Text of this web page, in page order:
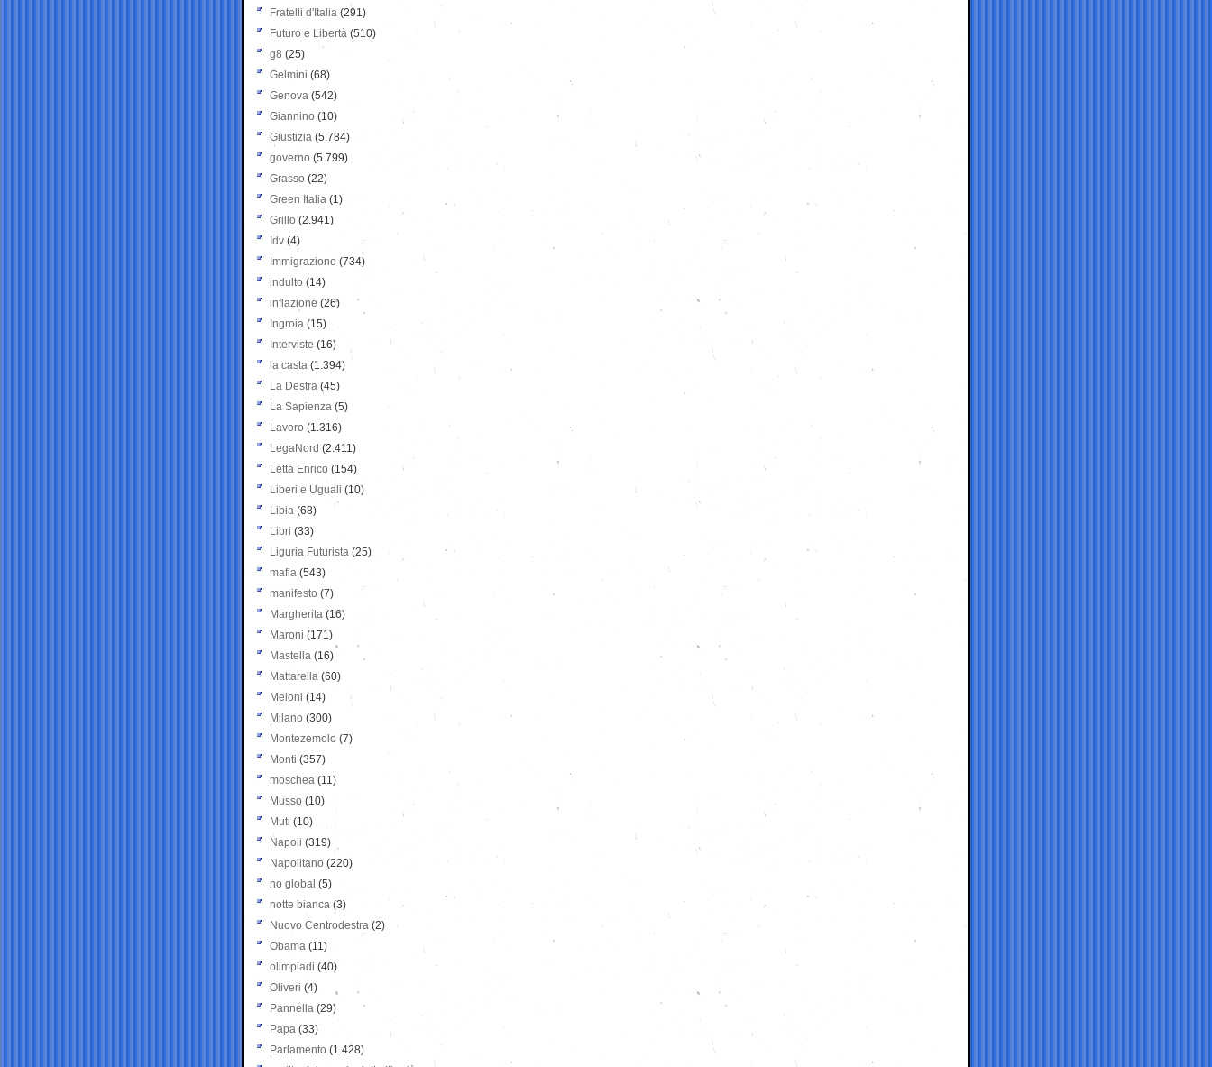
Fratelli d'Italia (291)
Futuro e Libertà (510)
g8 (25)
Gelmini (68)
Genova (542)
Giannino (10)
Giustizia (5.784)
governo (5.799)
Grasso (22)
Green Italia (1)
Grillo (2.941)
Idv (4)
Immigrazione (734)
indulto (14)
inflazione (26)
Ingroia (15)
Interviste (16)
la casta (1.394)
La Destra (45)
La Sapienza (5)
Lavoro (1.316)
LegaNord (2.411)
Letta Enrico (154)
Liberi e Uguali (10)
Libia (68)
Libri (33)
Liguria Futurista (25)
mafia (543)
manifesto (7)
Margherita (16)
Maroni (171)
Mastella (16)
Mattarella (60)
Meloni (14)
Milano (300)
Montezemolo (7)
Monti (357)
moschea (11)
Musso (10)
Muti (10)
Napoli (319)
Napolitano (220)
no global (5)
notte bianca (3)
Nuovo Centrodestra (2)
Obama (11)
olimpiadi (40)
Oliveri (4)
Pannella (29)
Papa (33)
Parlamento (1.428)